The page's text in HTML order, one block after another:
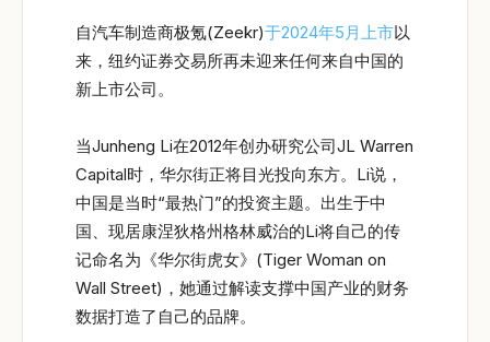
自汽车制造商极氪(Zeekr)于2024年5月上市以
来，纽约证券交易所再未迎来任何来自中国的
新上市公司。
当Junheng Li在2012年创办研究公司JL Warren
Capital时，华尔街正将目光投向东方。Li说，
中国是当时“最热门”的投资主题。出生于中
国、现居康涅狄格州格林威治的Li将自己的传
记命名为《华尔街虎女》(Tiger Woman on
Wall Street)，她通过解读支撑中国产业的财务
数据打造了自己的品牌。